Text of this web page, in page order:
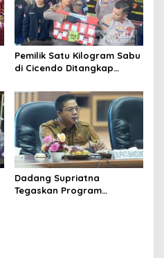
Pemilik Satu Kilogram Sabu
di Cicendo Ditangkap
Dadang Supriatna
Tegaskan Program